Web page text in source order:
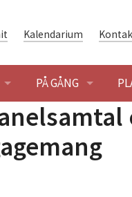
Kalendarium
PÅ GÅNG
BLOGG
KALENDARIUM